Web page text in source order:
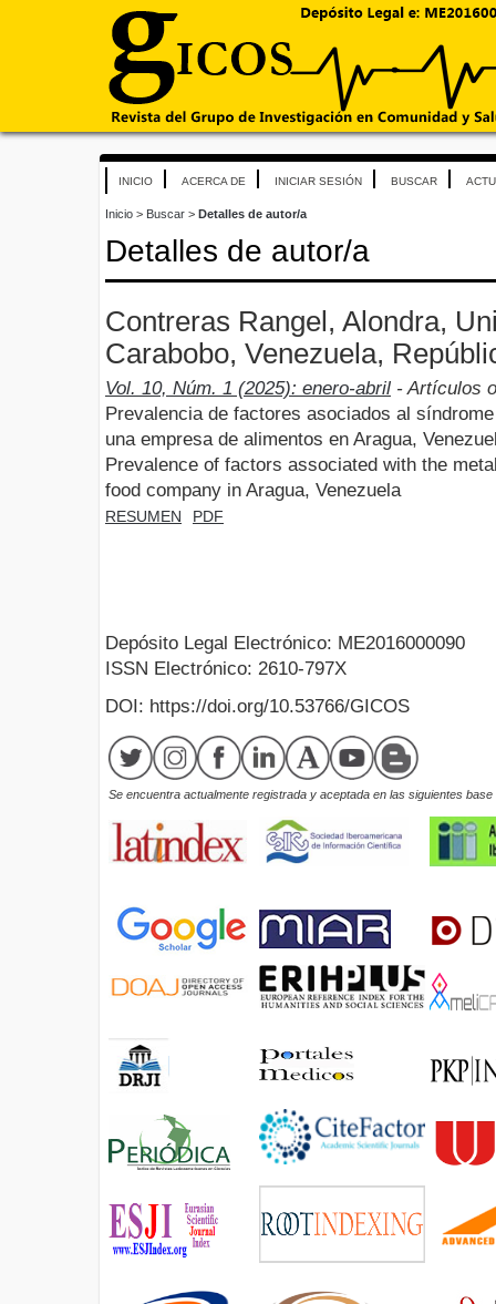
INICIO ACERCA DE INICIAR SESIÓN BUSCAR
Inicio > Buscar > Detalles de autor/a
Detalles de autor/a
Contreras Rangel, Alondra,
Carabobo, Venezuela,
Vol. 10, Núm. 1 (2025): enero-abril - Artículos
Prevalencia de factores asociados al
una empresa de alimentos en Aragua,
Prevalence of factors associated with the
food company in Aragua, Venezuela
RESUMEN PDF
Depósito Legal Electrónico: ME2016000090
ISSN Electrónico: 2610-797X
DOI: https://doi.org/10.53766/GICOS
Se encuentra actualmente registrada y aceptada en las siguientes